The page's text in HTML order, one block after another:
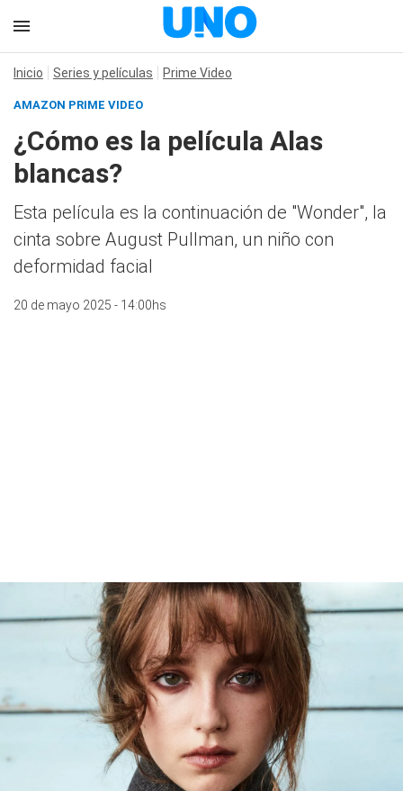
Inicio Series y películas Prime Video
AMAZON PRIME VIDEO
¿Cómo es la película Alas
blancas?
Esta película es la continuación de "Wonder", la
cinta sobre August Pullman, un niño con
deformidad facial
20 de mayo 2025 - 14:00hs